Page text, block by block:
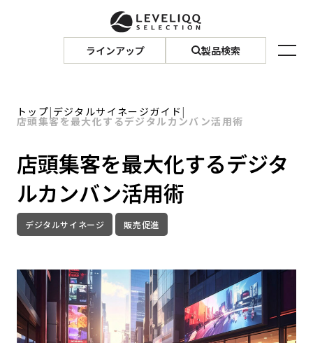
ラインアップ 製品検索
トップ| デジタルサイネージガイド|
店頭集客を最大化するデジタルカンバン活用術
店頭集客を最大化するデジタ
ルカンバン活用術
デジタルサイネージ 販売促進